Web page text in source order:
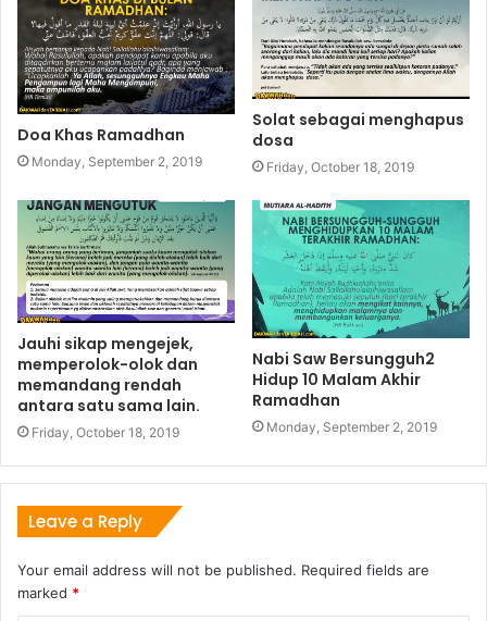
Doa Khas Ramadhan
Monday, September 2, 2019
Solat sebagai menghapus
dosa
Friday, October 18, 2019
Jauhi sikap mengejek,
memperolok-olok dan
memandang rendah
antara satu sama lain.
Friday, October 18, 2019
Nabi Saw Bersungguh2
Hidup 10 Malam Akhir
Ramadhan
Monday, September 2, 2019
Leave a Reply
Your email address will not be published. Required fields are
marked *